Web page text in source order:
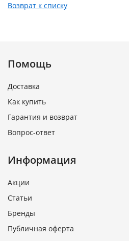
Возврат к списку
Помощь
Доставка
Как купить
Гарантия и возврат
Вопрос-ответ
Информация
Акции
Статьи
Бренды
Публичная оферта